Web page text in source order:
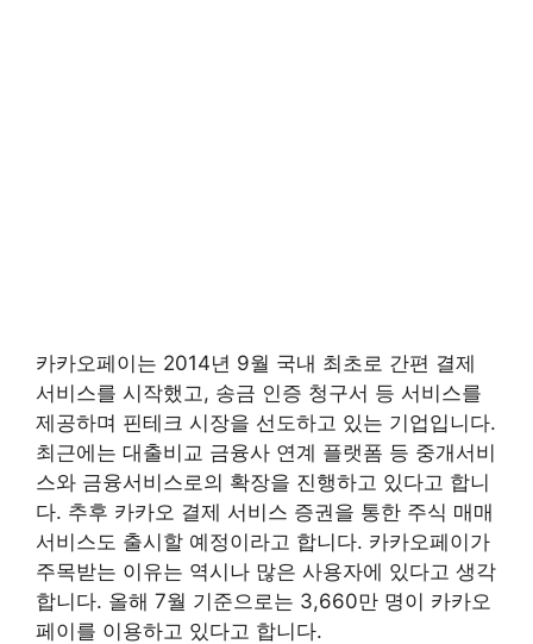
카카오페이는 2014년 9월 국내 최초로 간편 결제
서비스를 시작했고, 송금 인증 청구서 등 서비스를
제공하며 핀테크 시장을 선도하고 있는 기업입니다.
최근에는 대출비교 금융사 연계 플랫폼 등 중개서비
스와 금융서비스로의 확장을 진행하고 있다고 합니
다. 추후 카카오 결제 서비스 증권을 통한 주식 매매
서비스도 출시할 예정이라고 합니다. 카카오페이가
주목받는 이유는 역시나 많은 사용자에 있다고 생각
합니다. 올해 7월 기준으로는 3,660만 명이 카카오
페이를 이용하고 있다고 합니다.